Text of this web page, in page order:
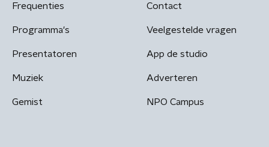
Frequenties
Programma's
Presentatoren
Muziek
Gemist
Contact
Veelgestelde vragen
App de studio
Adverteren
NPO Campus